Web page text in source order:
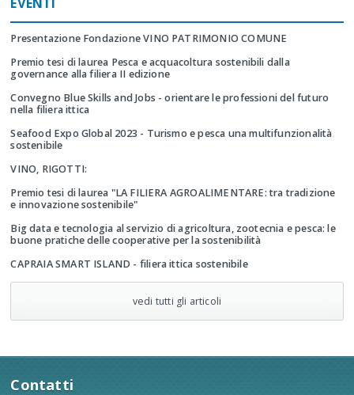
Presentazione Fondazione VINO PATRIMONIO COMUNE
Premio tesi di laurea Pesca e acquacoltura sostenibili dalla
governance alla filiera II edizione
Convegno Blue Skills and Jobs - orientare le professioni del futuro
nella filiera ittica
Seafood Expo Global 2023 - Turismo e pesca una multifunzionalità
sostenibile
VINO, RIGOTTI:
Premio tesi di laurea "LA FILIERA AGROALIMENTARE: tra tradizione
e innovazione sostenibile"
Big data e tecnologia al servizio di agricoltura, zootecnia e pesca: le
buone pratiche delle cooperative per la sostenibilità
CAPRAIA SMART ISLAND - filiera ittica sostenibile
vedi tutti gli articoli
Contatti